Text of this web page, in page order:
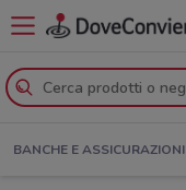
BANCHE E ASSICURAZIONI